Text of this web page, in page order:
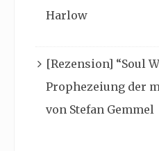
Harlow
[Rezension] “Soul
Prophezeiung der
von Stefan Gemmel